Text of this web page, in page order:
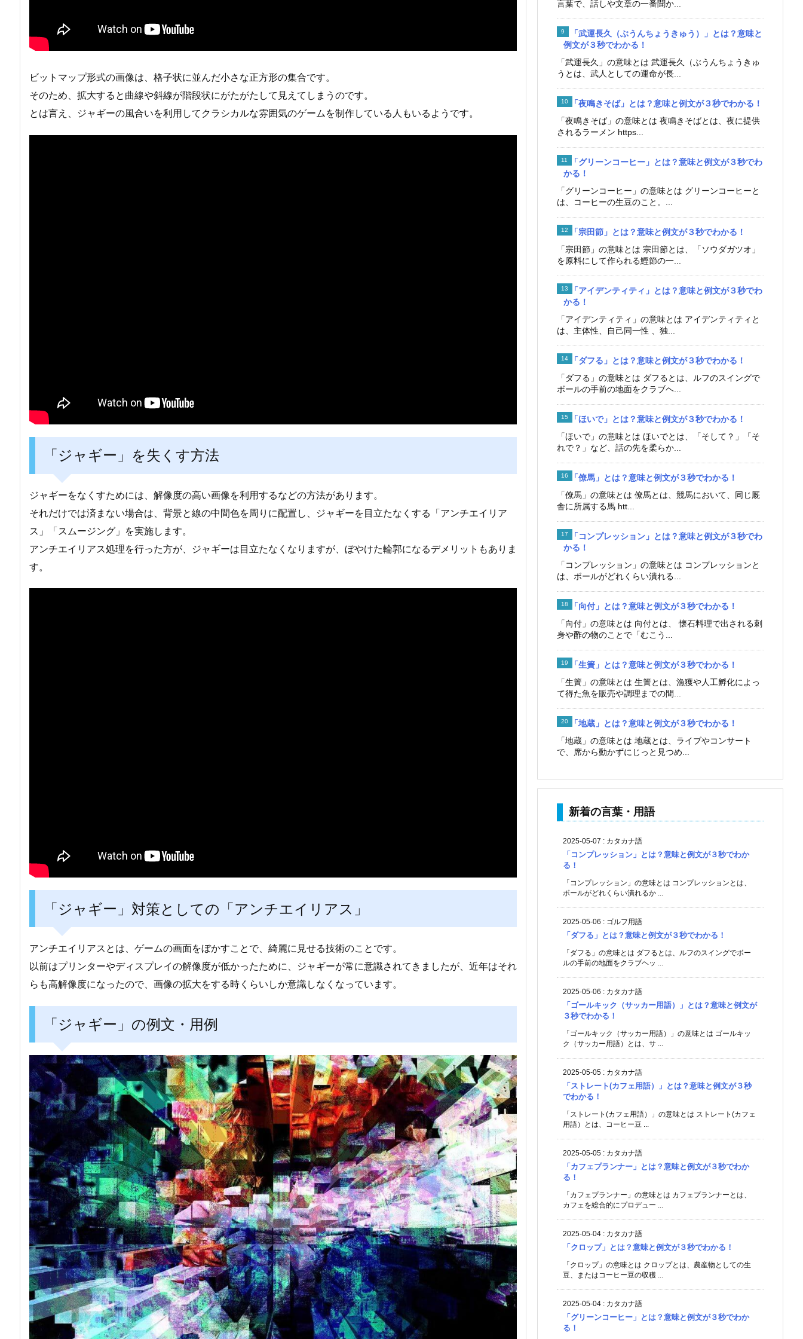
ビットマップ形式の画像は、格子状に並んだ小さな正方形の集合です。
そのため、拡大すると曲線や斜線が階段状にがたがたして見えてしまうのです。
とは言え、ジャギーの風合いを利用してクラシカルな雰囲気のゲームを制作している人もいるようです。
「ジャギー」を失くす方法
ジャギーをなくすためには、解像度の高い画像を利用するなどの方法があります。
それだけでは済まない場合は、背景と線の中間色を周りに配置し、ジャギーを目立たなくする「アンチエイリア
ス」「スムージング」を実施します。
アンチエイリアス処理を行った方が、ジャギーは目立たなくなりますが、ぼやけた輪郭になるデメリットもありま
す。
「ジャギー」対策としての「アンチエイリアス」
アンチエイリアスとは、ゲームの画面をぼかすことで、綺麗に見せる技術のことです。
以前はプリンターやディスプレイの解像度が低かったために、ジャギーが常に意識されてきましたが、近年はそれ
らも高解像度になったので、画像の拡大をする時くらいしか意識しなくなっています。
「ジャギー」の例文・用例
言葉で、話しや文章の一番聞か...
「武運長久（ぶうんちょうきゅう）」とは？意味と
例文が３秒でわかる！
「武運長久」の意味とは 武運長久（ぶうんちょうきゅ
うとは、武人としての運命が長...
「夜鳴きそば」とは？意味と例文が３秒でわかる！
「夜鳴きそば」の意味とは 夜鳴きそばとは、夜に提供
されるラーメン https...
「グリーンコーヒー」とは？意味と例文が３秒でわ
かる！
「グリーンコーヒー」の意味とは グリーンコーヒーと
は、コーヒーの生豆のこと。...
「宗田節」とは？意味と例文が３秒でわかる！
「宗田節」の意味とは 宗田節とは、「ソウダガツオ」
を原料にして作られる鰹節の一...
「アイデンティティ」とは？意味と例文が３秒でわ
かる！
「アイデンティティ」の意味とは アイデンティティと
は、主体性、自己同一性 、独...
「ダフる」とは？意味と例文が３秒でわかる！
「ダフる」の意味とは ダフるとは、ルフのスイングで
ボールの手前の地面をクラブヘ...
「ほいで」とは？意味と例文が３秒でわかる！
「ほいで」の意味とは ほいでとは、「そして？」「そ
れで？」など、話の先を柔らか...
「僚馬」とは？意味と例文が３秒でわかる！
「僚馬」の意味とは 僚馬とは、競馬において、同じ厩
舎に所属する馬 htt...
「コンプレッション」とは？意味と例文が３秒でわ
かる！
「コンプレッション」の意味とは コンプレッションと
は、ボールがどれくらい潰れる...
「向付」とは？意味と例文が３秒でわかる！
「向付」の意味とは 向付とは、 懐石料理で出される刺
身や酢の物のことで「むこう...
「生簀」とは？意味と例文が３秒でわかる！
「生簀」の意味とは 生簀とは、漁獲や人工孵化によっ
て得た魚を販売や調理までの間...
「地蔵」とは？意味と例文が３秒でわかる！
「地蔵」の意味とは 地蔵とは、ライブやコンサート
で、席から動かずにじっと見つめ...
新着の言葉・用語
2025-05-07 : カタカナ語
「コンプレッション」とは？意味と例文が３秒でわか
る！
「コンプレッション」の意味とは コンプレッションとは、
ボールがどれくらい潰れるか ...
2025-05-06 : ゴルフ用語
「ダフる」とは？意味と例文が３秒でわかる！
「ダフる」の意味とは ダフるとは、ルフのスイングでボー
ルの手前の地面をクラブヘッ ...
2025-05-06 : カタカナ語
「ゴールキック（サッカー用語）」とは？意味と例文が
３秒でわかる！
「ゴールキック（サッカー用語）」の意味とは ゴールキッ
ク（サッカー用語）とは、サ ...
2025-05-05 : カタカナ語
「ストレート(カフェ用語）」とは？意味と例文が３秒
でわかる！
「ストレート(カフェ用語）」の意味とは ストレート(カフェ
用語）とは、コーヒー豆 ...
2025-05-05 : カタカナ語
「カフェプランナー」とは？意味と例文が３秒でわか
る！
「カフェプランナー」の意味とは カフェプランナーとは、
カフェを総合的にプロデュー ...
2025-05-04 : カタカナ語
「クロップ」とは？意味と例文が３秒でわかる！
「クロップ」の意味とは クロップとは、農産物としての生
豆、またはコーヒー豆の収穫 ...
2025-05-04 : カタカナ語
「グリーンコーヒー」とは？意味と例文が３秒でわか
る！